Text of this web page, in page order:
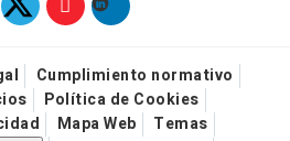
Cumplimiento normativo
Política de Cookies
Mapa Web
Temas